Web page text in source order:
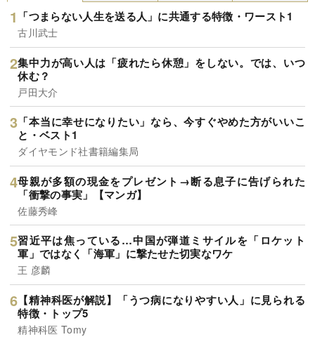
「つまらない人生を送る人」に共通する特徴・ワースト1
古川武士
集中力が高い人は「疲れたら休憩」をしない。では、いつ
休む？
戸田大介
「本当に幸せになりたい」なら、今すぐやめた方がいいこ
と・ベスト1
ダイヤモンド社書籍編集局
母親が多額の現金をプレゼント→断る息子に告げられた
「衝撃の事実」【マンガ】
佐藤秀峰
習近平は焦っている…中国が弾道ミサイルを「ロケット
軍」ではなく「海軍」に撃たせた切実なワケ
王 彦麟
【精神科医が解説】「うつ病になりやすい人」に見られる
特徴・トップ5
精神科医 Tomy